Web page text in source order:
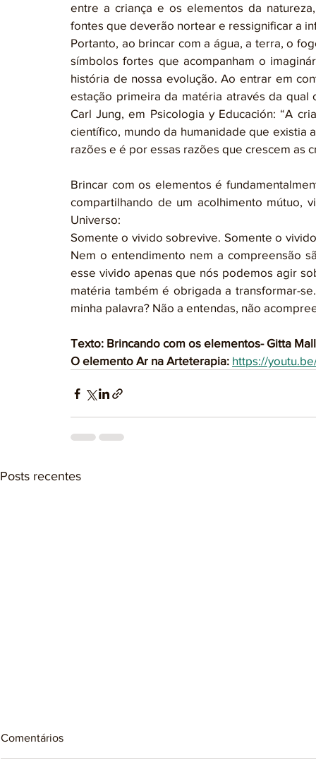
entre a criança e os elementos da
fontes que deverão nortear e ressignificar a
Portanto, ao brincar com a água, a terra, o
símbolos fortes que acompanham o
história de nossa evolução. Ao entrar em
estação primeira da matéria através da
Carl Jung, em Psicologia y Educación: “A
científico, mundo da humanidade que existia
razões e é por essas razões que crescem as
Brincar com os elementos é
compartilhando de um acolhimento mútuo,
Universo:
Somente o vivido sobrevive. Somente o
Nem o entendimento nem a compreensão
esse vivido apenas que nós podemos agir
matéria também é obrigada a transformar-
minha palavra? Não a entendas, não
Texto: Brincando com os elementos- Gitta
O elemento Ar na Arteterapia: https://
Posts recentes
Comentários